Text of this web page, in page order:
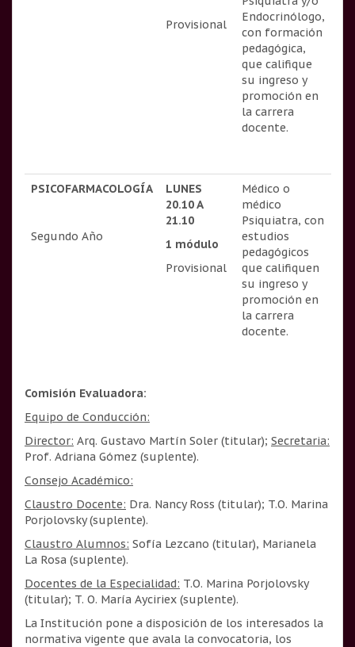
Provisional
Endocrinólogo,
con formación
pedagógica,
que califique
su ingreso y
promoción en
la carrera
docente.
PSICOFARMACOLOGÍA
Segundo Año
LUNES
20.10 A
21.10
1 módulo
Provisional
Médico o
médico
Psiquiatra, con
estudios
pedagógicos
que califiquen
su ingreso y
promoción en
la carrera
docente.
Comisión Evaluadora:
Equipo de Conducción:
Director: Arq. Gustavo Martín Soler (titular); Secretaria:
Prof. Adriana Gómez (suplente).
Consejo Académico:
Claustro Docente: Dra. Nancy Ross (titular); T.O. Marina
Porjolovsky (suplente).
Claustro Alumnos: Sofía Lezcano (titular), Marianela
La Rosa (suplente).
Docentes de la Especialidad: T.O. Marina Porjolovsky
(titular); T. O. María Ayciriex (suplente).
La Institución pone a disposición de los interesados la
normativa vigente que avala la convocatoria, los